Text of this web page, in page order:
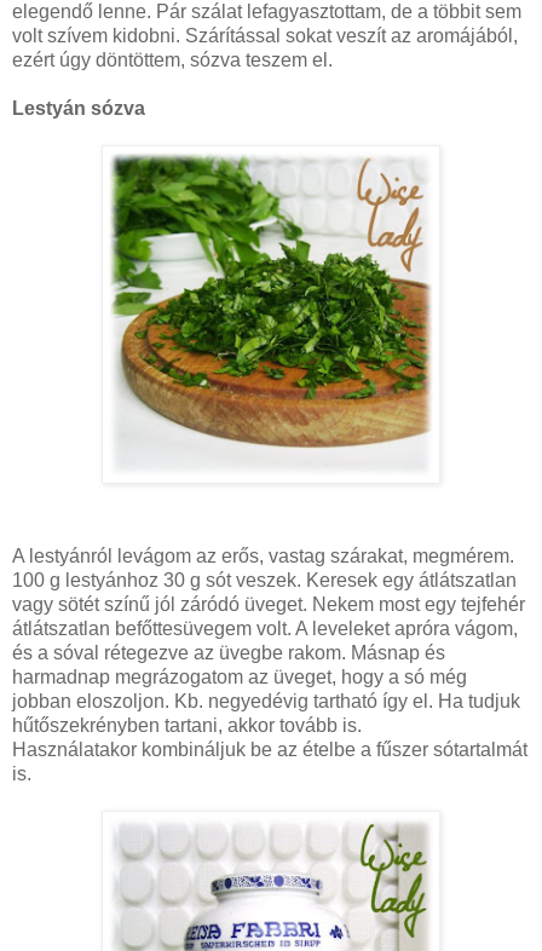
elegendő lenne. Pár szálat lefagyasztottam, de a többit sem
volt szívem kidobni. Szárítással sokat veszít az aromájából,
ezért úgy döntöttem, sózva teszem el.
Lestyán sózva
A lestyánról levágom az erős, vastag szárakat, megmérem.
100 g lestyánhoz 30 g sót veszek. Keresek egy átlátszatlan
vagy sötét színű jól záródó üveget. Nekem most egy tejfehér
átlátszatlan befőttesüvegem volt. A leveleket apróra vágom,
és a sóval rétegezve az üvegbe rakom. Másnap és
harmadnap megrázogatom az üveget, hogy a só még
jobban eloszoljon. Kb. negyedévig tartható így el. Ha tudjuk
hűtőszekrényben tartani, akkor tovább is.
Használatakor kombináljuk be az ételbe a fűszer sótartalmát
is.